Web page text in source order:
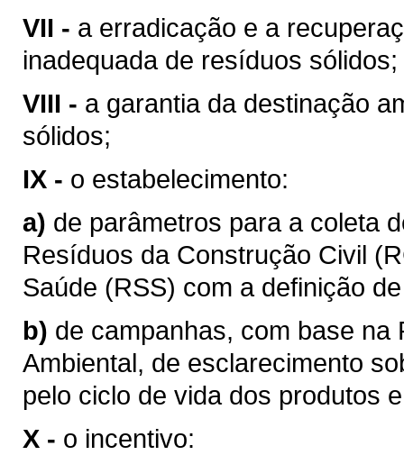
VII - a erradicação e a
inadequada de resíduos sólidos;
VIII - a garantia da destinação
sólidos;
IX - o estabelecimento:
a) de parâmetros para a coleta
Resíduos da Construção Civil
Saúde (RSS) com a definição
b) de campanhas, com base
Ambiental, de esclarecimento
pelo ciclo de vida dos produtos
X - o incentivo: